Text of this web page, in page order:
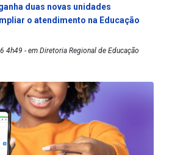
duas novas unidades
o atendimento na Educação
- em Diretoria Regional de Educação